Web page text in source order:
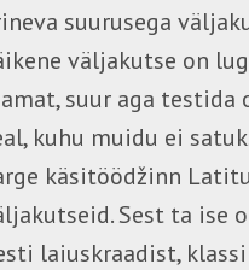
suurusega
väljakutse on
suur aga testida
kuhu muidu ei
käsitöödžinn
Sest ta ise
laiuskraadist,